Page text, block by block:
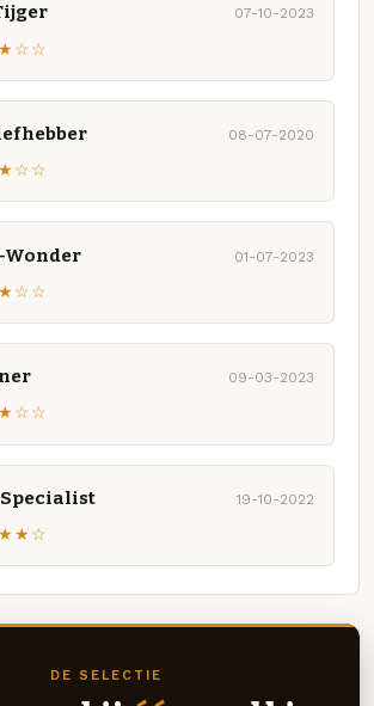
07-10-2023
08-07-2020
Wonder 01-07-2023
09-03-2023
19-10-2022
DE SELECTIE